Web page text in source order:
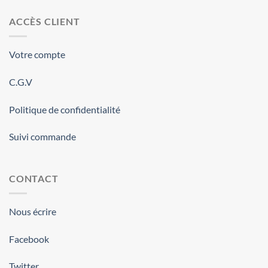
ACCÈS CLIENT
Votre compte
C.G.V
Politique de confidentialité
Suivi commande
CONTACT
Nous écrire
Facebook